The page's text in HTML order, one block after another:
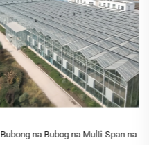
Bubong na Bubog na Multi-Span na